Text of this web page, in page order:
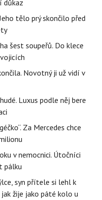
důkaz
tělo prý skončilo před
šest soupeřů. Do klece
Novotný ji už vidí v
Luxus podle něj bere
Za Mercedes chce
v nemocnici. Útočníci
pálku
syn přítele si lehl k
žije jako páté kolo u